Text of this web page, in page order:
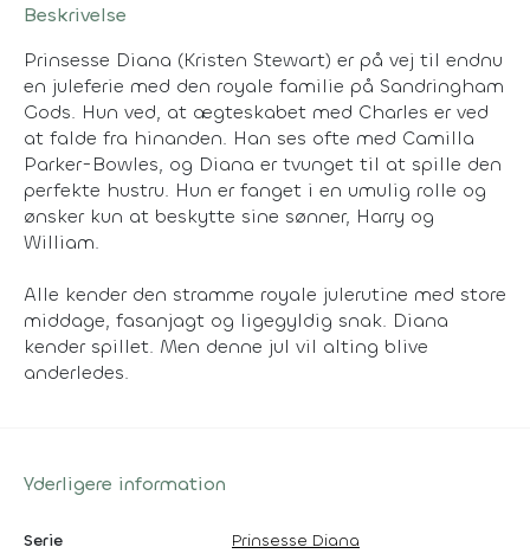
Beskrivelse
Prinsesse Diana (Kristen Stewart) er på vej til endnu
en juleferie med den royale familie på Sandringham
Gods. Hun ved, at ægteskabet med Charles er ved
at falde fra hinanden. Han ses ofte med Camilla
Parker-Bowles, og Diana er tvunget til at spille den
perfekte hustru. Hun er fanget i en umulig rolle og
ønsker kun at beskytte sine sønner, Harry og
William.
Alle kender den stramme royale julerutine med store
middage, fasanjagt og ligegyldig snak. Diana
kender spillet. Men denne jul vil alting blive
anderledes.
Yderligere information
Serie Prinsesse Diana